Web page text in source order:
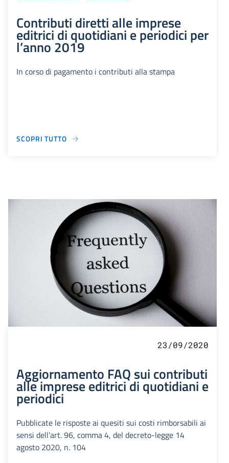
Contributi diretti alle imprese
editrici di quotidiani e periodici per
l’anno 2019
In corso di pagamento i contributi alla stampa
SCOPRI TUTTO
23/09/2020
Aggiornamento FAQ sui contributi
alle imprese editrici di quotidiani e
periodici
Pubblicate le risposte ai quesiti sui costi rimborsabili ai
sensi dell’art. 96, comma 4, del decreto-legge 14
agosto 2020, n. 104